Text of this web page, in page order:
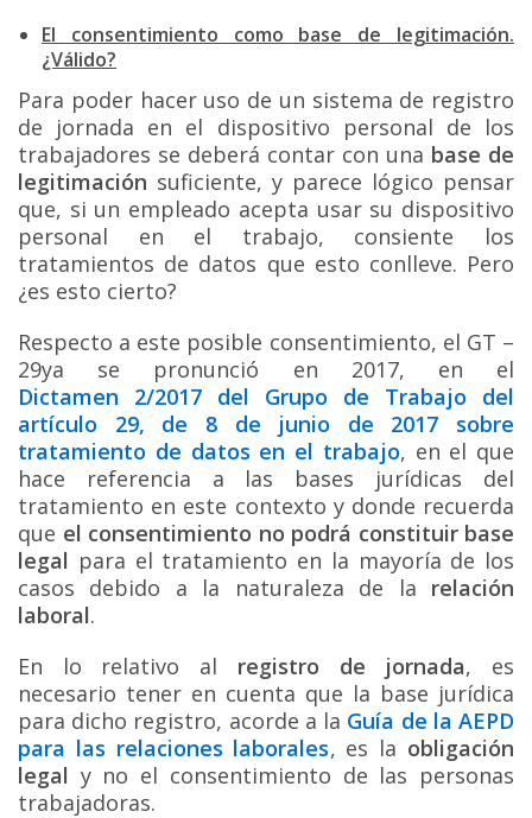
El consentimiento como base de legitimación.
¿Válido?
Para poder hacer uso de un sistema de registro
de jornada en el dispositivo personal de los
trabajadores se deberá contar con una base de
legitimación suficiente, y parece lógico pensar
que, si un empleado acepta usar su dispositivo
personal en el trabajo, consiente los
tratamientos de datos que esto conlleve. Pero
¿es esto cierto?
Respecto a este posible consentimiento, el GT –
29ya se pronunció en 2017, en el
Dictamen 2/2017 del Grupo de Trabajo del
artículo 29, de 8 de junio de 2017 sobre
tratamiento de datos en el trabajo, en el que
hace referencia a las bases jurídicas del
tratamiento en este contexto y donde recuerda
que el consentimiento no podrá constituir base
legal para el tratamiento en la mayoría de los
casos debido a la naturaleza de la relación
laboral.
En lo relativo al registro de jornada, es
necesario tener en cuenta que la base jurídica
para dicho registro, acorde a la Guía de la AEPD
para las relaciones laborales, es la obligación
legal y no el consentimiento de las personas
trabajadoras.